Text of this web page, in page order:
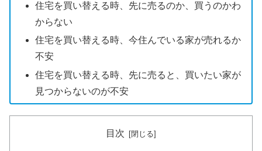
住宅を買い替える時、先に売るのか、買うのかわ
からない
住宅を買い替える時、今住んでいる家が売れるか
不安
住宅を買い替える時、先に売ると、買いたい家が
見つからないのが不安
目次